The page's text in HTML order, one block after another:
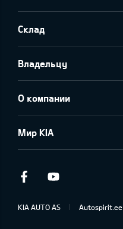
Склад
Владельцу
О компании
Мир KIA
Facebook
KIA AUTO AS Autospirit.ee